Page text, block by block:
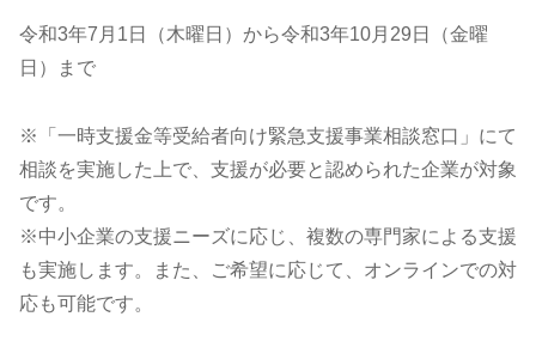
令和3年7月1日（木曜日）から令和3年10月29日（金曜
日）まで
※「一時支援金等受給者向け緊急支援事業相談窓口」にて
相談を実施した上で、支援が必要と認められた企業が対象
です。
※中小企業の支援ニーズに応じ、複数の専門家による支援
も実施します。また、ご希望に応じて、オンラインでの対
応も可能です。